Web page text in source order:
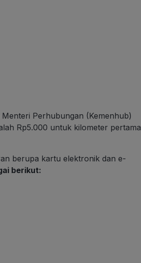
Perhubungan (Kemenhub)
Rp5.000 untuk kilometer pertama
berupa kartu elektronik dan e-
berikut: